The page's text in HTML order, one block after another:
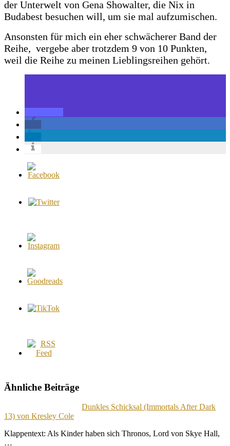
der Unterwelt von Gena Showalter, die Nix in
Budabest besuchen will, um sie mal aufzumischen.
Ansonsten für mich ein eher schwächerer Band der
Reihe, vergebe aber trotzdem 9 von 10 Punkten,
weil die Reihe zu meinen Lieblingsreihen gehört.
Ähnliche Beiträge
Dunkles Schicksal (Immortals After Dark
13) von Kresley Cole
Klappentext: Als Kinder haben sich Thronos, Lord von Skye Hall,
…